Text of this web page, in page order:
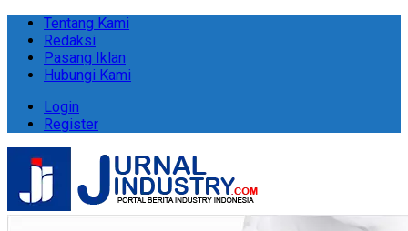
Tentang Kami
Redaksi
Pasang Iklan
Hubungi Kami
Login
Register